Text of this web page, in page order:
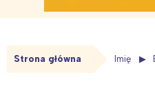
Strona główna Imię